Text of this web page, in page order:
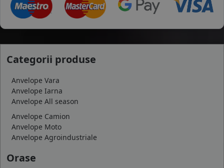
Categorii produse
Anvelope Vara
Anvelope Iarna
Anvelope All season
Anvelope Camion
Anvelope Moto
Anvelope Agroindustriale
Orase